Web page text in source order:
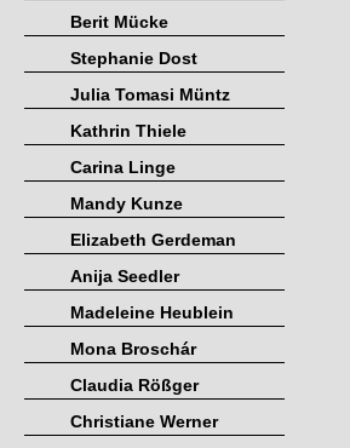
Berit Mücke
Stephanie Dost
Julia Tomasi Müntz
Kathrin Thiele
Carina Linge
Mandy Kunze
Elizabeth Gerdeman
Anija Seedler
Madeleine Heublein
Mona Broschár
Claudia Rößger
Christiane Werner